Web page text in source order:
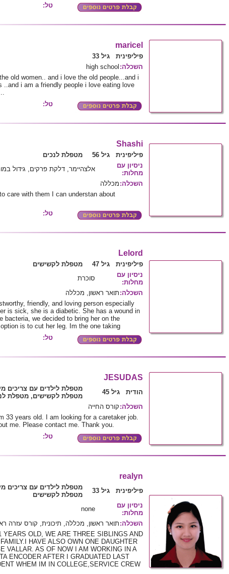
טל:
maricel
פיליפינית גיל 33
השכלה:
high school
old women.. and i love the old people...and i
..and i am a friendly people i love eating love
טל:
Shashi
פיליפינית גיל 56 מטפלת לנכים
ניסיון עם
מחלות:
אלצהיימר, דלקת פרקים, גידול
השכלה: מכללה
care with them I can understan about
טל:
Lelord
פיליפינית גיל 47 מטפלת לקשישים
ניסיון עם
מחלות:
סוכרת
השכלה: תואר ראשון, מכללה
friendly, and loving person especially
is sick, she is a diabetic. She has a wound in
bacteria, we decided to bring her on the
is to cut her leg. Im the one taking
טל:
JESUDAS
הודית גיל 45
מטפלת לילדים עם צריכים
מטפלת לקשישים, מטפלת
השכלה: קורס החייה
33 years old. I am looking for a caretaker job.
me. Please contact me. Thank you.
טל:
realyn
פיליפינית גיל 33
מטפלת לילדים עם צריכים
מטפלת לקשישים
ניסיון עם
מחלות:
none
השכלה:תואר ראשון, מכללה, תיכונית, קורס עזרה
YEARS OLD, WE ARE THREE SIBLINGS AND
HAVE ALSO OWN ONE DAUGHTER
VALLAR. AS OF NOW I AM WORKING IN A
ENCODER AFTER I GRADUATED LAST
WHEM IM IN COLLEGE,SERVICE CREW